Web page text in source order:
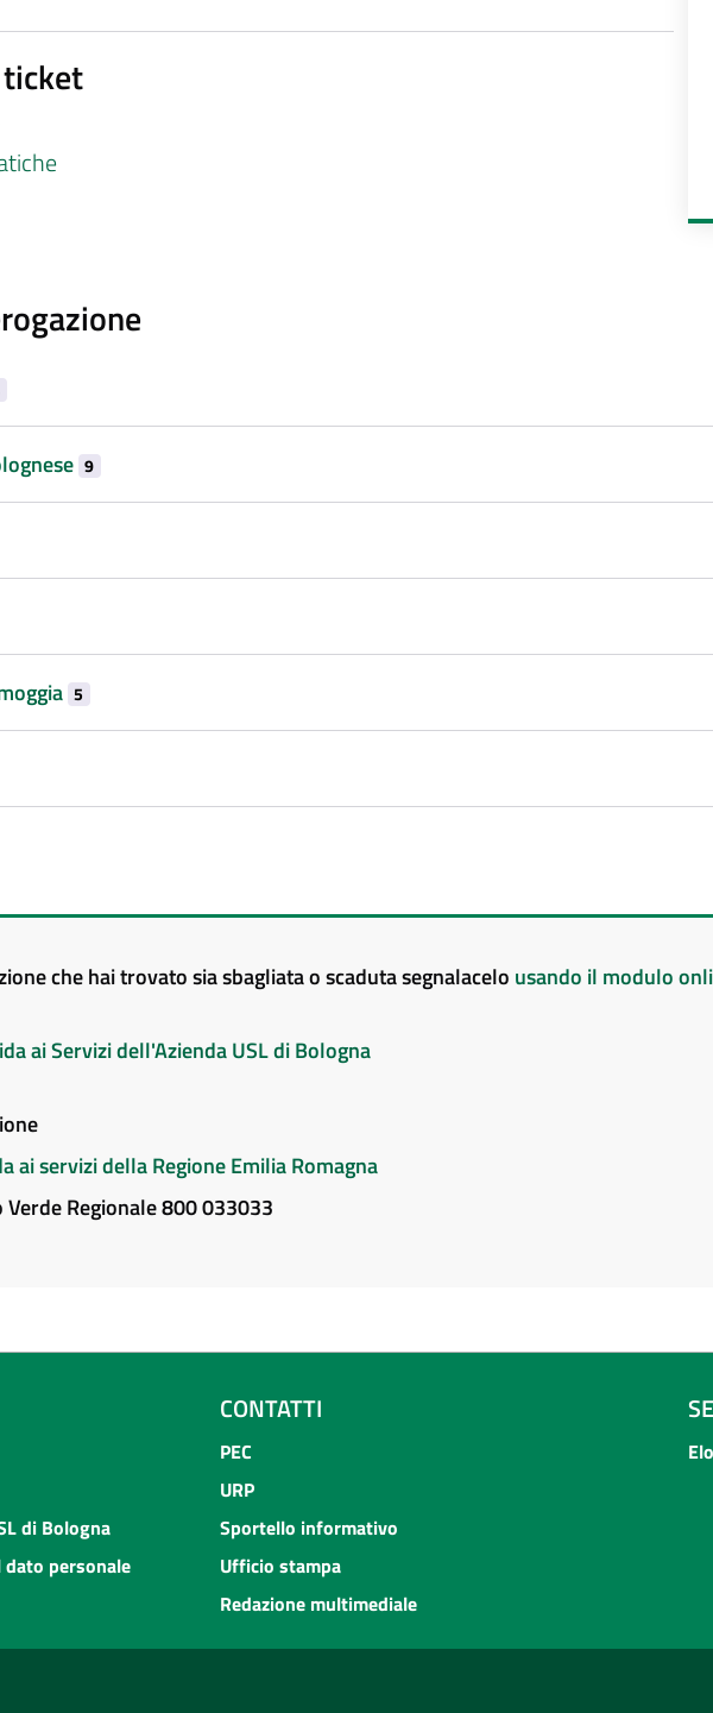
9
5
che hai trovato sia sbagliata o scaduta segnalacelo usando il modulo
ai Servizi dell'Azienda USL di Bologna
ai servizi della Regione Emilia Romagna
Regionale 800 033033
di Bologna
dato personale
CONTATTI
PEC
URP
Sportello informativo
Ufficio stampa
Redazione multimediale